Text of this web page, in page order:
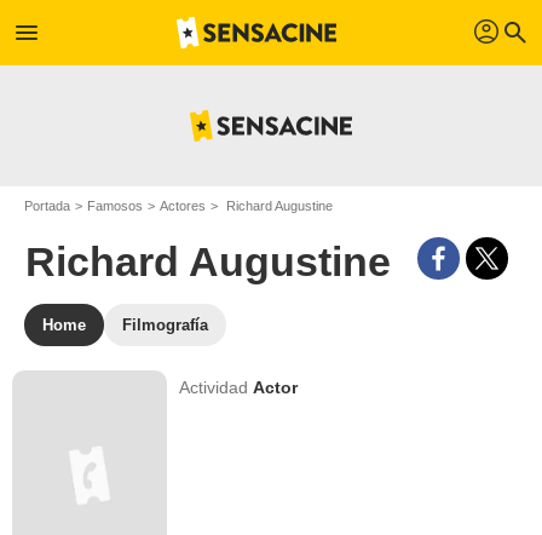
menu profil search
Portada Famosos Actores Richard Augustine
Richard Augustine
Home Filmografía
ActividadActor